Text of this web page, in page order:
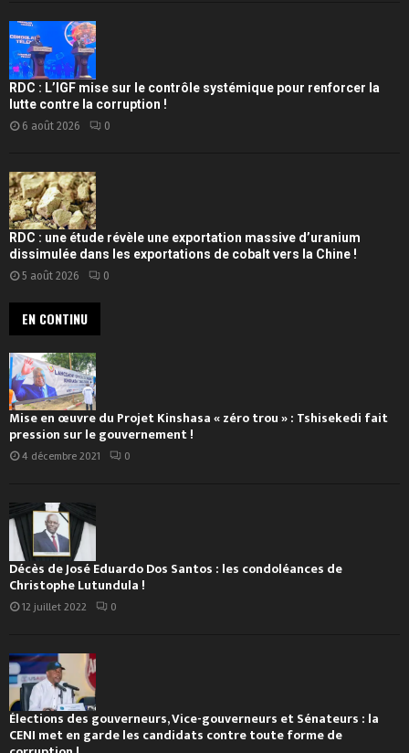
RDC : L’IGF mise sur le contrôle systémique pour renforcer la
lutte contre la corruption !
6 août 2026 0
RDC : une étude révèle une exportation massive d’uranium
dissimulée dans les exportations de cobalt vers la Chine !
5 août 2026 0
EN CONTINU
Mise en œuvre du Projet Kinshasa « zéro trou » : Tshisekedi fait
pression sur le gouvernement !
4 décembre 2021 0
Décès de José Eduardo Dos Santos : les condoléances de
Christophe Lutundula !
12 juillet 2022 0
Élections des gouverneurs, Vice-gouverneurs et Sénateurs : la
CENI met en garde les candidats contre toute forme de